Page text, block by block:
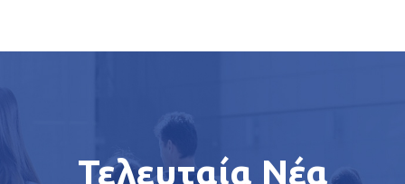
Τελευταία Νέα